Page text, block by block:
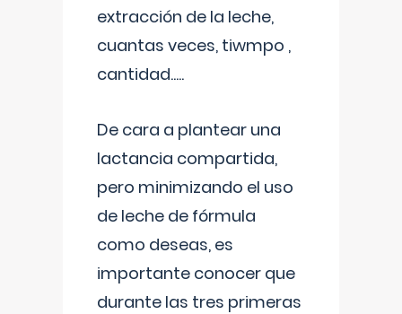
extracción de la leche,
cuantas veces, tiwmpo ,
cantidad.....
De cara a plantear una
lactancia compartida,
pero minimizando el uso
de leche de fórmula
como deseas, es
importante conocer que
durante las tres primeras